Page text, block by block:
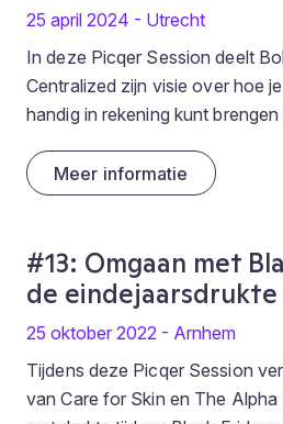
25 april 2024 - Utrecht
In deze Picqer Session deelt
Centralized zijn visie over hoe
handig in rekening kunt brengen
Meer informatie
#13: Omgaan met
de eindejaarsdrukte
25 oktober 2022 - Arnhem
Tijdens deze Picqer Session
van Care for Skin en The